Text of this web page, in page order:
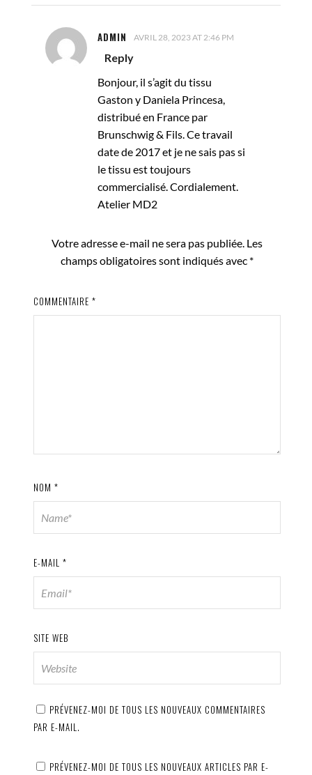
ADMIN AVRIL 28, 2023 AT 2:46 PM
Reply
Bonjour, il s’agit du tissu
Gaston y Daniela Princesa,
distribué en France par
Brunschwig & Fils. Ce travail
date de 2017 et je ne sais pas si
le tissu est toujours
commercialisé. Cordialement.
Atelier MD2
Votre adresse e-mail ne sera pas publiée. Les
champs obligatoires sont indiqués avec *
COMMENTAIRE *
NOM *
E-MAIL *
SITE WEB
PRÉVENEZ-MOI DE TOUS LES NOUVEAUX COMMENTAIRES
PAR E-MAIL.
PRÉVENEZ-MOI DE TOUS LES NOUVEAUX ARTICLES PAR E-